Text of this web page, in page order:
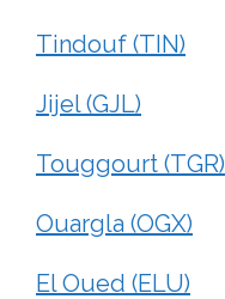
Tindouf (TIN)
Jijel (GJL)
Touggourt (TGR)
Ouargla (OGX)
El Oued (ELU)